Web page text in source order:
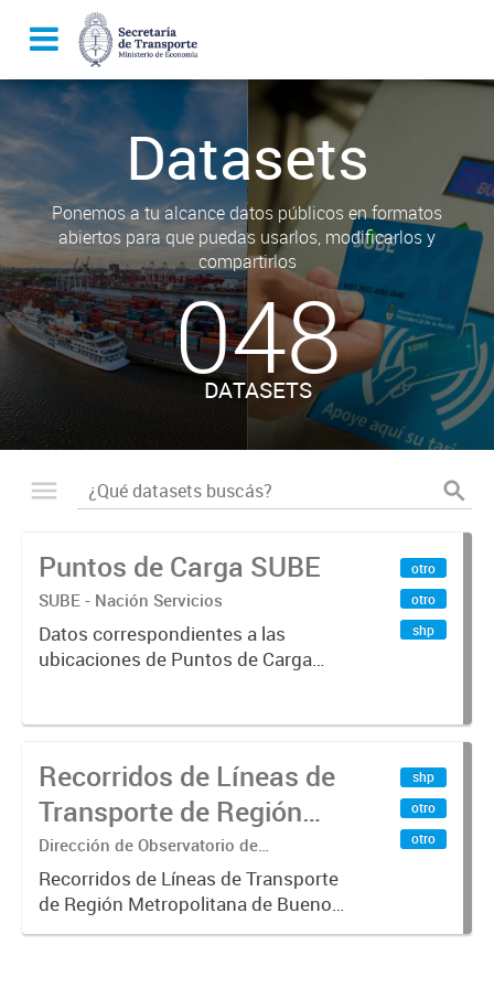
Datasets
Ponemos a tu alcance datos públicos en formatos
abiertos para que puedas usarlos, modificarlos y
compartirlos
048
DATASETS
Puntos de Carga SUBE
SUBE - Nación Servicios
Datos correspondientes a las
ubicaciones de Puntos de Carga
otro
otro
shp
Recorridos de Líneas de
Transporte de Región
Metropolitana de
Buenos Aires (RMBA)
Dirección de Observatorio de
Transporte, Estudio y Sistemas
Recorridos de Líneas de Transporte
de Región Metropolitana de Buenos
Aires (RMBA).-
shp
otro
otro